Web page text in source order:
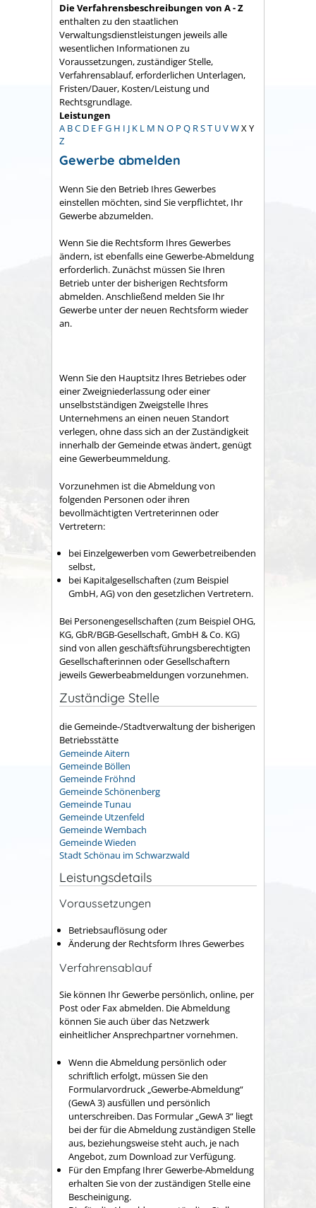
Die Verfahrensbeschreibungen von A - Z
enthalten zu den staatlichen
Verwaltungsdienstleistungen jeweils alle
wesentlichen Informationen zu
Voraussetzungen, zuständiger Stelle,
Verfahrensablauf, erforderlichen Unterlagen,
Fristen/Dauer, Kosten/Leistung und
Rechtsgrundlage.
Leistungen
A BC D E FG H I J K L M N O P Q RST UVWX Y
Z
Gewerbe abmelden
Wenn Sie den Betrieb Ihres Gewerbes
einstellen möchten, sind Sie verpflichtet, Ihr
Gewerbe abzumelden.
Wenn Sie die Rechtsform Ihres Gewerbes
ändern, ist ebenfalls eine Gewerbe-Abmeldung
erforderlich. Zunächst müssen Sie Ihren
Betrieb unter der bisherigen Rechtsform
abmelden. Anschließend melden Sie Ihr
Gewerbe unter der neuen Rechtsform wieder
an.
Wenn Sie den Hauptsitz Ihres Betriebes oder
einer Zweigniederlassung oder einer
unselbstständigen Zweigstelle Ihres
Unternehmens an einen neuen Standort
verlegen, ohne dass sich an der Zuständigkeit
innerhalb der Gemeinde etwas ändert, genügt
eine Gewerbeummeldung.
Vorzunehmen ist die Abmeldung von
folgenden Personen oder ihren
bevollmächtigten Vertreterinnen oder
Vertretern:
bei Einzelgewerben vom Gewerbetreibenden
selbst,
bei Kapitalgesellschaften (zum Beispiel
GmbH, AG) von den gesetzlichen Vertretern.
Bei Personengesellschaften (zum Beispiel OHG,
KG, GbR/BGB-Gesellschaft, GmbH & Co. KG)
sind von allen geschäftsführungsberechtigten
Gesellschafterinnen oder Gesellschaftern
jeweils Gewerbeabmeldungen vorzunehmen.
Zuständige Stelle
die Gemeinde-/Stadtverwaltung der bisherigen
Betriebsstätte
Gemeinde Aitern
Gemeinde Böllen
Gemeinde Fröhnd
Gemeinde Schönenberg
Gemeinde Tunau
Gemeinde Utzenfeld
Gemeinde Wembach
Gemeinde Wieden
Stadt Schönau im Schwarzwald
Leistungsdetails
Voraussetzungen
Betriebsauflösung oder
Änderung der Rechtsform Ihres Gewerbes
Verfahrensablauf
Sie können Ihr Gewerbe persönlich, online, per
Post oder Fax abmelden. Die Abmeldung
können Sie auch über das Netzwerk
einheitlicher Ansprechpartner vornehmen.
Wenn die Abmeldung persönlich oder
schriftlich erfolgt, müssen Sie den
Formularvordruck „Gewerbe-Abmeldung“
(GewA 3) ausfüllen und persönlich
unterschreiben. Das Formular „GewA 3“ liegt
bei der für die Abmeldung zuständigen Stelle
aus, beziehungsweise steht auch, je nach
Angebot, zum Download zur Verfügung.
Für den Empfang Ihrer Gewerbe-Abmeldung
erhalten Sie von der zuständigen Stelle eine
Bescheinigung.